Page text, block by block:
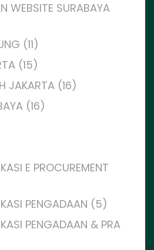
WEBSITE SURABAYA
(11)
(15)
JAKARTA (16)
(16)
E PROCUREMENT
PENGADAAN (5)
PENGADAAN & PRA